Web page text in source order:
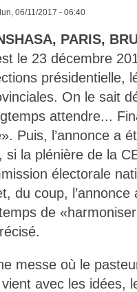
lun, 06/11/2017 - 06:40
PARIS,
le 23 décembre
présidentielle,
On le sait
attendre...
Puis, l’annonce a
la plénière de la
électorale
du coup,
de
messe où le
avec les idées,